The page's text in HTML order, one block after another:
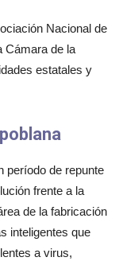
Nacional de
Cámara de la
estatales y
período de repunte
frente a la
de la fabricación
inteligentes que
a virus,